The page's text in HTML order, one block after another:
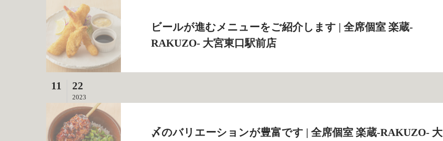
ビールが進むメニューをご紹介します | 全席個室 楽蔵‐
RAKUZO‐ 大宮東口駅前店
11 22
2023
〆のバリエーションが豊富です | 全席個室 楽蔵‐RAKUZO‐ 大